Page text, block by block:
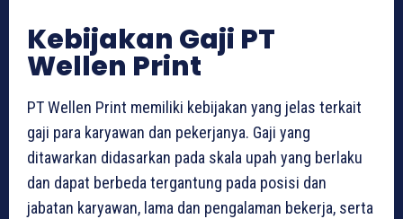
Kebijakan Gaji PT
Wellen Print
PT Wellen Print memiliki kebijakan yang jelas terkait
gaji para karyawan dan pekerjanya. Gaji yang
ditawarkan didasarkan pada skala upah yang berlaku
dan dapat berbeda tergantung pada posisi dan
jabatan karyawan, lama dan pengalaman bekerja, serta